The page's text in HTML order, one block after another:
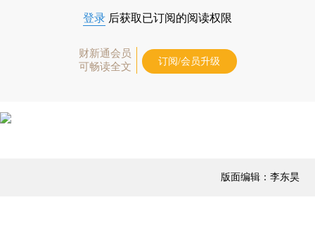
登录 后获取已订阅的阅读权限
财新通会员
可畅读全文
订阅/会员升级
版面编辑：李东昊